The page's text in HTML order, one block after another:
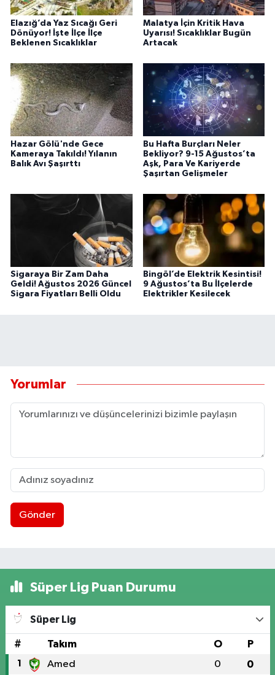
Elazığ’da Yaz Sıcağı Geri
Dönüyor! İşte İlçe İlçe
Beklenen Sıcaklıklar
Malatya İçin Kritik Hava
Uyarısı! Sıcaklıklar Bugün
Artacak
Hazar Gölü'nde Gece
Kameraya Takıldı! Yılanın
Balık Avı Şaşırttı
Bu Hafta Burçları Neler
Bekliyor? 9-15 Ağustos’ta
Aşk, Para Ve Kariyerde
Şaşırtan Gelişmeler
Sigaraya Bir Zam Daha
Geldi! Ağustos 2026 Güncel
Sigara Fiyatları Belli Oldu
Bingöl’de Elektrik Kesintisi!
9 Ağustos’ta Bu İlçelerde
Elektrikler Kesilecek
Yorumlar
Gönder
Süper Lig Puan Durumu
Süper Lig
# Takım O P
1 Amed 0 0